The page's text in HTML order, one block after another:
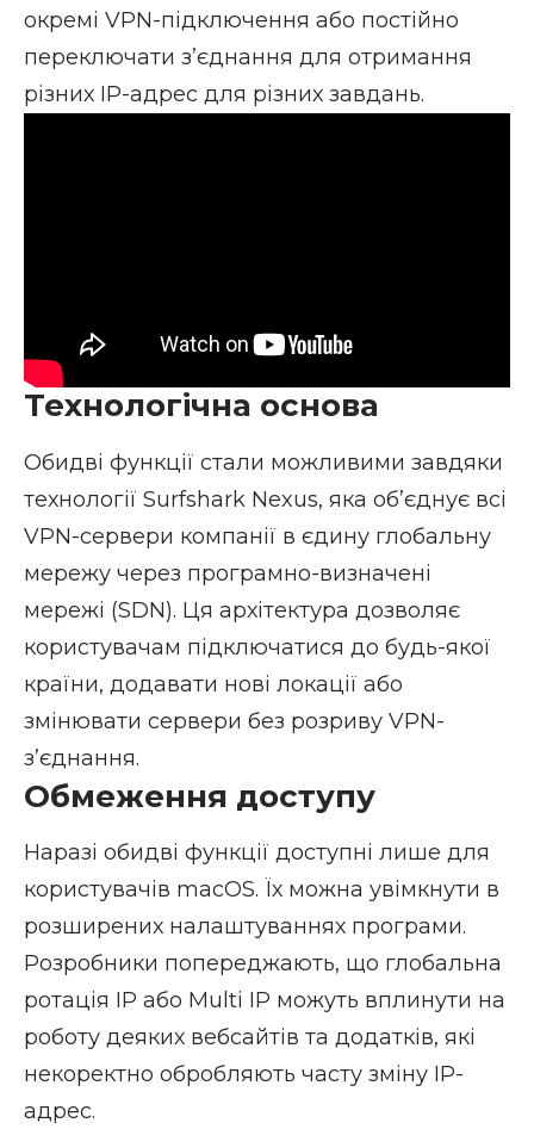
окремі VPN-підключення або постійно
переключати з’єднання для отримання
різних IP-адрес для різних завдань.
Технологічна основа
Обидві функції стали можливими завдяки
технології Surfshark Nexus, яка об’єднує всі
VPN-сервери компанії в єдину глобальну
мережу через програмно-визначені
мережі (SDN). Ця архітектура дозволяє
користувачам підключатися до будь-якої
країни, додавати нові локації або
змінювати сервери без розриву VPN-
з’єднання.
Обмеження доступу
Наразі обидві функції доступні лише для
користувачів macOS. Їх можна увімкнути в
розширених налаштуваннях програми.
Розробники попереджають, що глобальна
ротація IP або Multi IP можуть вплинути на
роботу деяких вебсайтів та додатків, які
некоректно обробляють часту зміну IP-
адрес.